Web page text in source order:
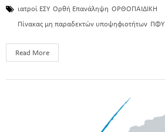
ιατροί ΕΣΥ Ορθή Επανάληψη ΟΡΘΟΠΑΙΔΙΚΗ
Πίνακας μη παραδεκτών υποψηφιοτήτων ΠΦΥ
Read More